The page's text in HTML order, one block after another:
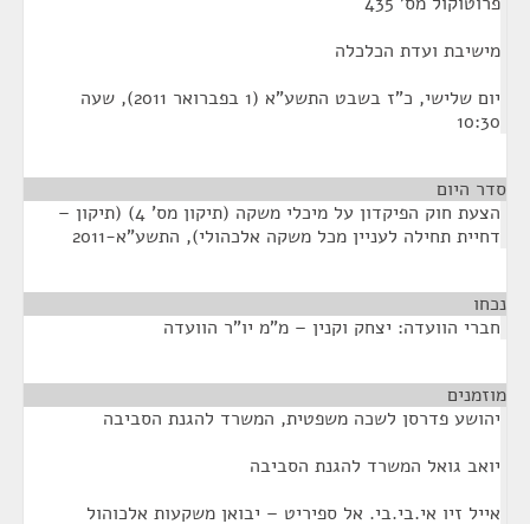
מישיבת ועדת הכלכלה
יום שלישי, כ"ז בשבט התשע"א (1 בפברואר 2011), שעה
10:30
סדר היום
הצעת חוק הפיקדון על מיכלי משקה (תיקון מס' 4) (תיקון –
דחיית תחילה לעניין מכל משקה אלכהולי), התשע"א-2011
נכחו
חברי הוועדה: יצחק וקנין – מ"מ יו"ר הוועדה
מוזמנים
יהושע פדרסן לשכה משפטית, המשרד להגנת הסביבה
יואב גואל המשרד להגנת הסביבה
אייל זיו אי.בי.בי. אל ספיריט – יבואן משקעות אלכוהול